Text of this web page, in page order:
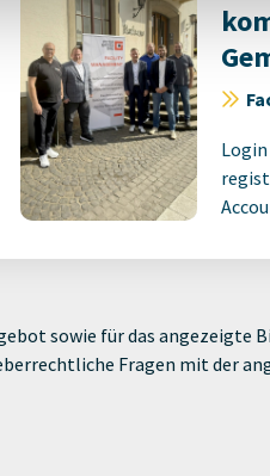
sowie für das angezeigte
Fragen mit der